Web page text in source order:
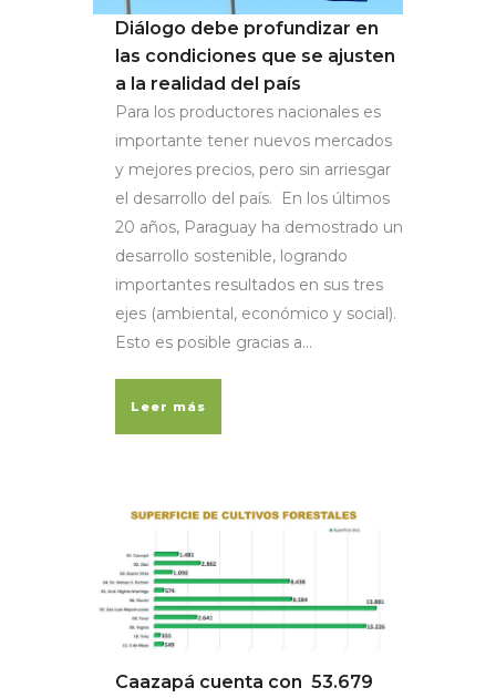
Diálogo debe profundizar en
las condiciones que se ajusten
a la realidad del país
Para los productores nacionales es
importante tener nuevos mercados
y mejores precios, pero sin arriesgar
el desarrollo del país. En los últimos
20 años, Paraguay ha demostrado un
desarrollo sostenible, logrando
importantes resultados en sus tres
ejes (ambiental, económico y social).
Esto es posible gracias a...
Leer más
Caazapá cuenta con 53.679